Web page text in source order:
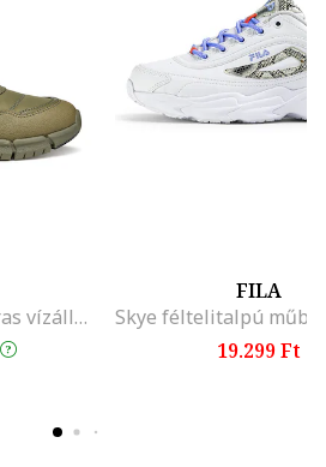
Flexyper ABX tépőzáras vízálló csizma, Mandarinszín/Olívazöld
FILA
19.299 Ft